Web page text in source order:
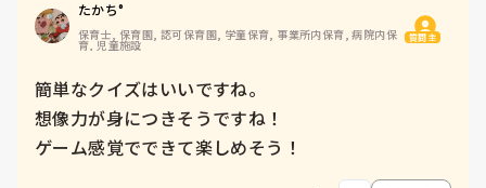
たかち°
保育士, 保育園, 認可保育園, 学童保育, 事業所内保育, 病院内保
育, 児童施設 質問主
簡単なクイズはいいですね。
想像力が身につきそうですね！
ゲーム感覚でできて楽しめそう！